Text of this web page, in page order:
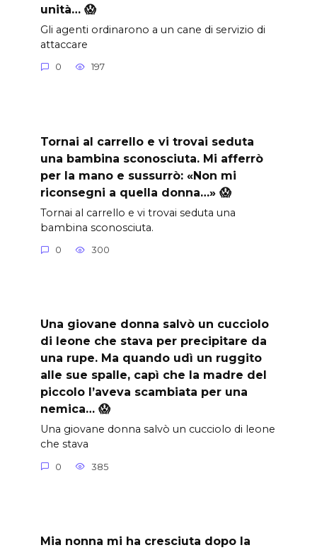
unità… 😱
Gli agenti ordinarono a un cane di servizio di
attaccare
0 197
Tornai al carrello e vi trovai seduta
una bambina sconosciuta. Mi afferrò
per la mano e sussurrò: «Non mi
riconsegni a quella donna…» 😱
Tornai al carrello e vi trovai seduta una
bambina sconosciuta.
0 300
Una giovane donna salvò un cucciolo
di leone che stava per precipitare da
una rupe. Ma quando udì un ruggito
alle sue spalle, capì che la madre del
piccolo l’aveva scambiata per una
nemica… 😱
Una giovane donna salvò un cucciolo di leone
che stava
0 385
Mia nonna mi ha cresciuta dopo la